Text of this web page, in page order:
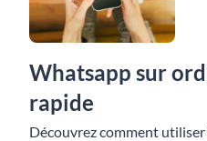
Whatsapp sur
rapide
Découvrez comment